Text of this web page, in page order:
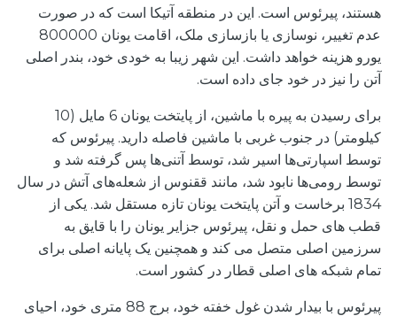
هستند، پیرئوس است. این در منطقه آتیکا است که در صورت
عدم تغییر، نوسازی یا بازسازی ملک، اقامت یونان 800000
یورو هزینه خواهد داشت. این شهر زیبا به خودی خود، بندر اصلی
آتن را نیز در خود جای داده است.
برای رسیدن به پیره با ماشین، از پایتخت یونان 6 مایل (10
کیلومتر) در جنوب غربی با ماشین فاصله دارید. پیرئوس که
توسط اسپارتی‌ها اسیر شد، توسط آتنی‌ها پس گرفته شد و
توسط رومی‌ها نابود شد، مانند ققنوس از شعله‌های آتش در سال
1834 برخاست و آتن پایتخت یونان تازه مستقل شد. یکی از
قطب های حمل و نقل، پیرئوس جزایر یونان را با قایق به
سرزمین اصلی متصل می کند و همچنین یک پایانه اصلی برای
تمام شبکه های اصلی قطار در کشور است.
پیرئوس با بیدار شدن غول خفته خود، برج 88 متری خود، احیای